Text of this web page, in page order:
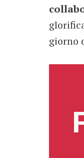
giorno